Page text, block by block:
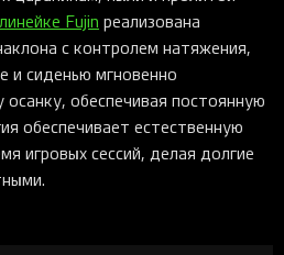
линейке Fujin реализована
с контролем натяжения,
и сиденью мгновенно
обеспечивая постоянную
обеспечивает естественную
игровых сессий, делая долгие